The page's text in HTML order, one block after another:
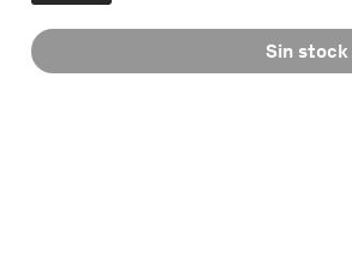
Sin stock